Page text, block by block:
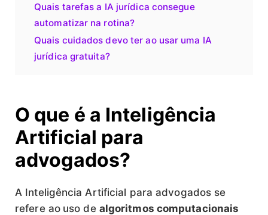
Quais tarefas a IA jurídica consegue
automatizar na rotina?
Quais cuidados devo ter ao usar uma IA
jurídica gratuita?
O que é a Inteligência
Artificial para
advogados?
A Inteligência Artificial para advogados se
refere ao uso de algoritmos computacionais